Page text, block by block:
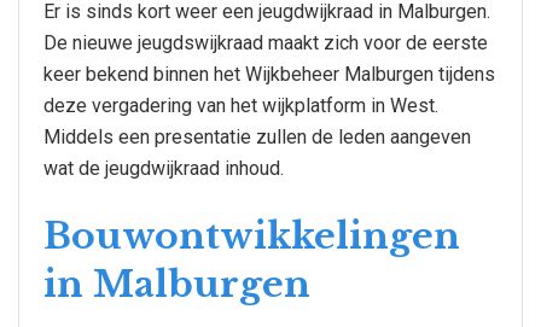
Er is sinds kort weer een jeugdwijkraad in Malburgen.
De nieuwe jeugdswijkraad maakt zich voor de eerste
keer bekend binnen het Wijkbeheer Malburgen tijdens
deze vergadering van het wijkplatform in West.
Middels een presentatie zullen de leden aangeven
wat de jeugdwijkraad inhoud.
Bouwontwikkelingen
in Malburgen